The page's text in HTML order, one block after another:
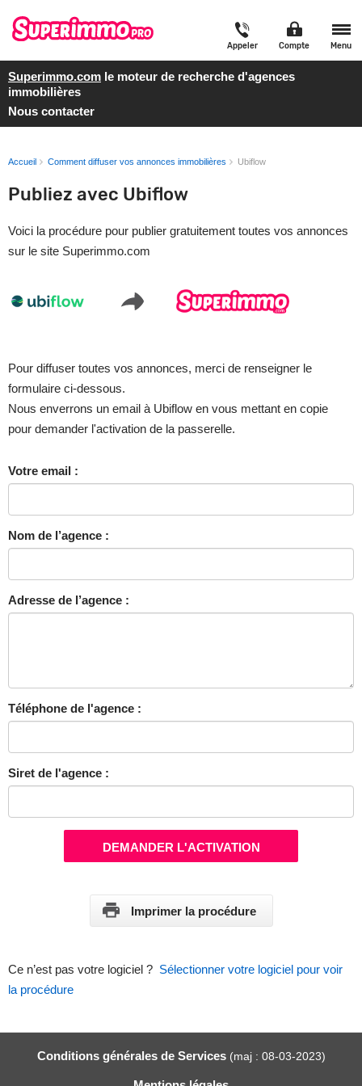
Appeler Compte Menu
Superimmo.com le moteur de recherche d'agences
immobilières
Nous contacter
Accueil Comment diffuser vos annonces immobilières Ubiflow
Publiez avec Ubiflow
Voici la procédure pour publier gratuitement toutes vos annonces
sur le site Superimmo.com
Pour diffuser toutes vos annonces, merci de renseigner le
formulaire ci-dessous.
Nous enverrons un email à Ubiflow en vous mettant en copie
pour demander l'activation de la passerelle.
Votre email :
Nom de l’agence :
Adresse de l’agence :
Téléphone de l'agence :
Siret de l'agence :
DEMANDER L'ACTIVATION
Imprimer la procédure
Ce n’est pas votre logiciel ? Sélectionner votre logiciel pour voir
la procédure
Conditions générales de Services(maj : 08-03-2023)